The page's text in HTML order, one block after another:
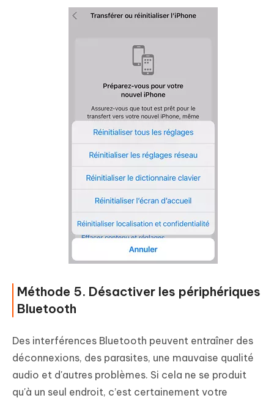
Méthode 5. Désactiver les périphériques
Bluetooth
Des interférences Bluetooth peuvent entraîner des
déconnexions, des parasites, une mauvaise qualité
audio et d'autres problèmes. Si cela ne se produit
qu'à un seul endroit, c’est certainement votre